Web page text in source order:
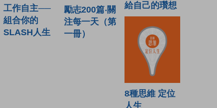
工作自主──
組合你的
SLASH人生
勵志200篇‧關
注每一天（第
一冊）
給自己的瓚想
8種思維 定位
人生